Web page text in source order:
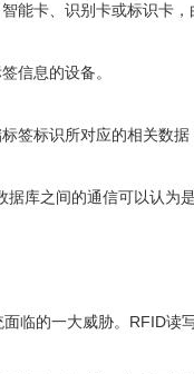
卡、识别卡或标识卡，
息的设备。
签标识所对应的相关数据
之间的通信可以认为是
的一大威胁。RFID读